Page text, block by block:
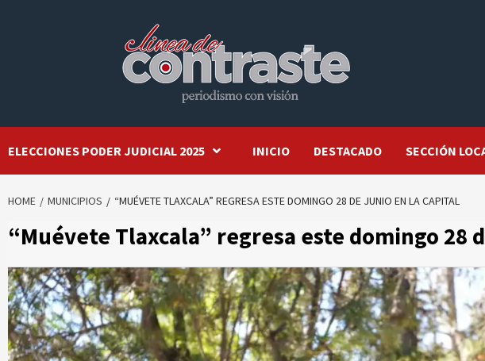
ELECCIONES PODER JUDICIAL 2025 INICIO DESTACADO SECCIÓN
HOME MUNICIPIOS “MUÉVETE TLAXCALA” REGRESA ESTE DOMINGO 28 DE JUNIO EN LA CAPITAL
“Muévete Tlaxcala” regresa este domingo 28